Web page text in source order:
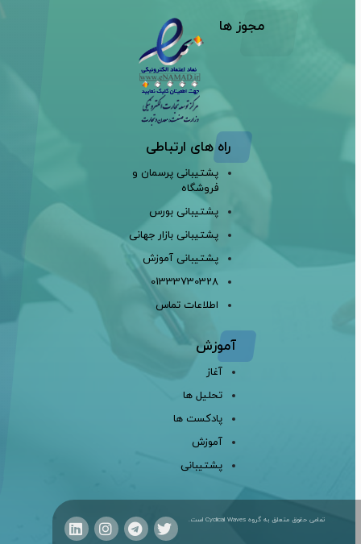
مجوز ها
راه های ارتباطی
پشتیبانی پرسمان و
فروشگاه
پشتیبانی بورس
پشتیبانی بازار جهانی
پشتیبانی آموزش
01333730328
اطلاعات تماس
آموزش
آغاز
تحلیل ها
پادکست ها
آموزش
پشتیبانی
تمامی حقوق متعلق به گروه Cyclical Waves است.